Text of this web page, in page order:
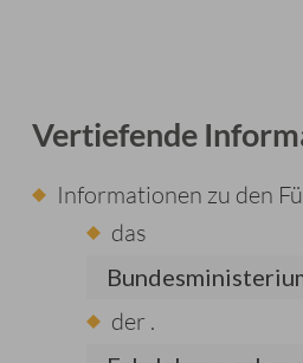
Vertiefende
Informationen zu den
das
der .